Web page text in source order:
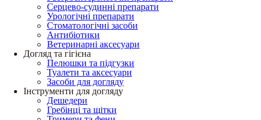
Серцево-судинні препарати
Урологічні препарати
Стоматологічні засоби
Антибіотики
Ветеринарні аксесуари
Догляд та гігієна
Пелюшки та підгузки
Туалети та аксесуари
Засоби для догляду
Інструменти для догляду
Дешедери
Гребінці та щітки